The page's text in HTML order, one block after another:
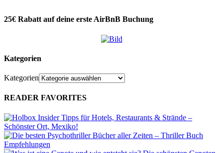
25€ Rabatt auf deine erste AirBnB Buchung
Kategorien
Kategorien
READER FAVORITES